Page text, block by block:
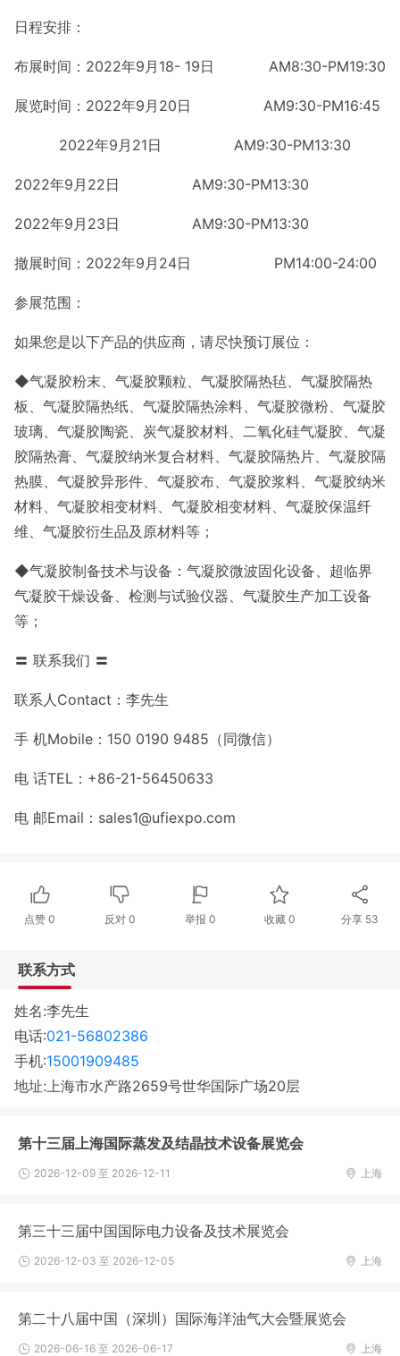
日程安排：
布展时间：2022年9月18- 19日 AM8:30-PM19:30
展览时间：2022年9月20日 AM9:30-PM16:45
2022年9月21日 AM9:30-PM13:30
2022年9月22日 AM9:30-PM13:30
2022年9月23日 AM9:30-PM13:30
撤展时间：2022年9月24日 PM14:00-24:00
参展范围：
如果您是以下产品的供应商，请尽快预订展位：
◆气凝胶粉末、气凝胶颗粒、气凝胶隔热毡、气凝胶隔热
板、气凝胶隔热纸、气凝胶隔热涂料、气凝胶微粉、气凝胶
玻璃、气凝胶陶瓷、炭气凝胶材料、二氧化硅气凝胶、气凝
胶隔热膏、气凝胶纳米复合材料、气凝胶隔热片、气凝胶隔
热膜、气凝胶异形件、气凝胶布、气凝胶浆料、气凝胶纳米
材料、气凝胶相变材料、气凝胶相变材料、气凝胶保温纤
维、气凝胶衍生品及原材料等；
◆气凝胶制备技术与设备：气凝胶微波固化设备、超临界
气凝胶干燥设备、检测与试验仪器、气凝胶生产加工设备
等；
〓 联系我们 〓
联系人Contact：李先生
手 机Mobile：150 0190 9485（同微信）
电 话TEL：+86-21-56450633
电 邮Email：sales1@ufiexpo.com
点赞0 反对 0 举报 0 收藏 0 分享 53
联系方式
姓名:李先生
电话:021-56802386
手机:15001909485
地址:上海市水产路2659号世华国际广场20层
第十三届上海国际蒸发及结晶技术设备展览会
上海
2026-12-09 至 2026-12-11
第三十三届中国国际电力设备及技术展览会
上海
2026-12-03 至 2026-12-05
第二十八届中国（深圳）国际海洋油气大会暨展览会
上海
2026-06-16 至 2026-06-17